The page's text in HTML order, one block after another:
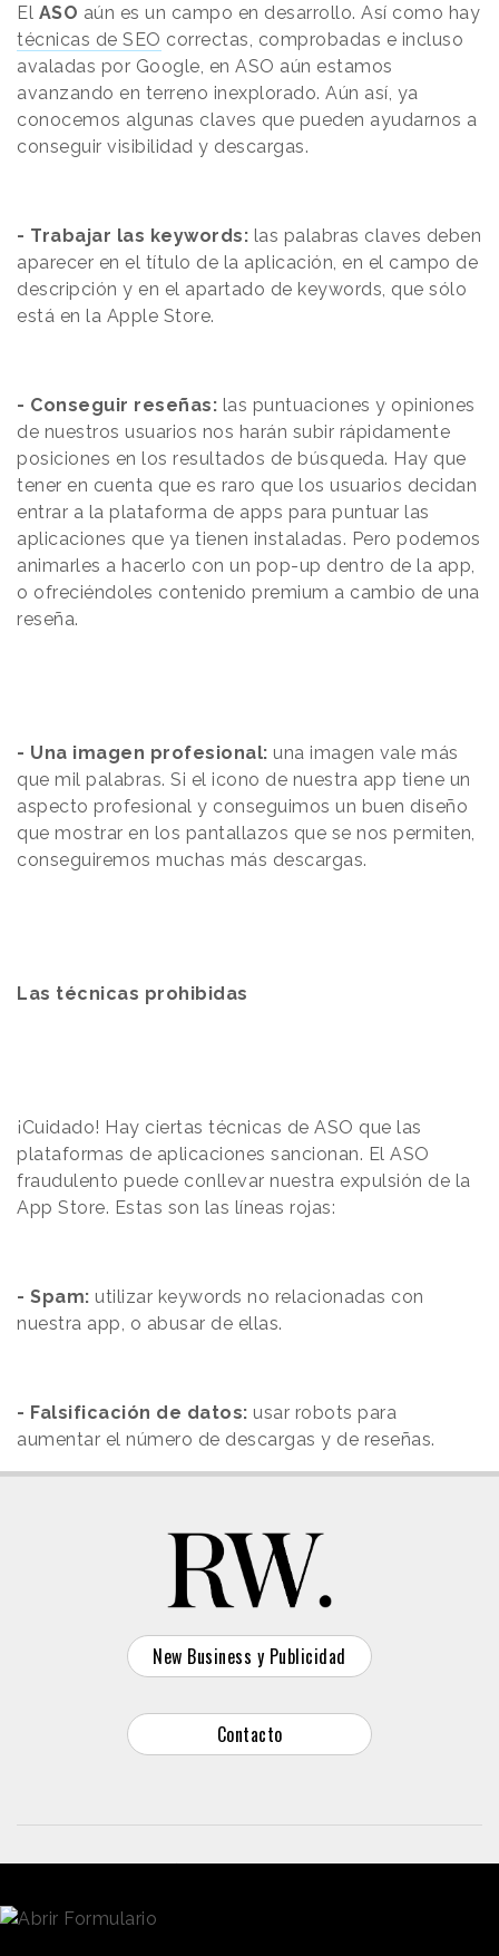
El ASO aún es un campo en desarrollo. Así como hay
técnicas de SEO correctas, comprobadas e incluso
avaladas por Google, en ASO aún estamos
avanzando en terreno inexplorado. Aún así, ya
conocemos algunas claves que pueden ayudarnos a
conseguir visibilidad y descargas.
- Trabajar las keywords: las palabras claves deben
aparecer en el título de la aplicación, en el campo de
descripción y en el apartado de keywords, que sólo
está en la Apple Store.
- Conseguir reseñas: las puntuaciones y opiniones
de nuestros usuarios nos harán subir rápidamente
posiciones en los resultados de búsqueda. Hay que
tener en cuenta que es raro que los usuarios decidan
entrar a la plataforma de apps para puntuar las
aplicaciones que ya tienen instaladas. Pero podemos
animarles a hacerlo con un pop-up dentro de la app,
o ofreciéndoles contenido premium a cambio de una
reseña.
- Una imagen profesional: una imagen vale más
que mil palabras. Si el icono de nuestra app tiene un
aspecto profesional y conseguimos un buen diseño
que mostrar en los pantallazos que se nos permiten,
conseguiremos muchas más descargas.
Las técnicas prohibidas
¡Cuidado! Hay ciertas técnicas de ASO que las
plataformas de aplicaciones sancionan. El ASO
fraudulento puede conllevar nuestra expulsión de la
App Store. Estas son las líneas rojas:
- Spam: utilizar keywords no relacionadas con
nuestra app, o abusar de ellas.
- Falsificación de datos: usar robots para
aumentar el número de descargas y de reseñas.
New Business y Publicidad
Contacto
© 2026 Reason Why
Dirección: